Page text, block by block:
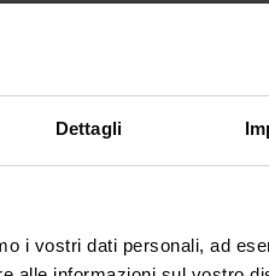
Dettagli
i vostri dati personali, ad
Associate
(Department
Science)